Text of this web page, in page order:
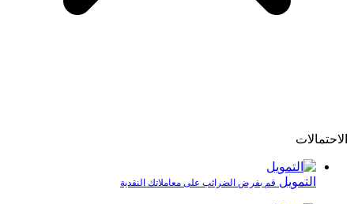
الاحتمالات
التمويل قم بفرض الضرائب على معاملاتك النقدية